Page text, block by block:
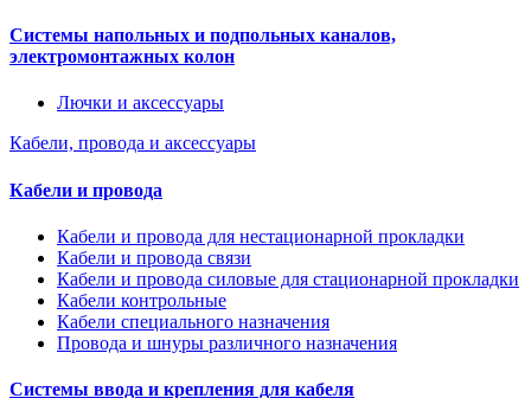
Системы напольных и подпольных каналов,
электромонтажных колон
Лючки и аксессуары
Кабели, провода и аксессуары
Кабели и провода
Кабели и провода для нестационарной прокладки
Кабели и провода связи
Кабели и провода силовые для стационарной прокладки
Кабели контрольные
Кабели специального назначения
Провода и шнуры различного назначения
Системы ввода и крепления для кабеля